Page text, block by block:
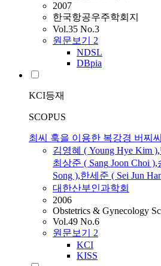
2007
한국항공우주학회지
Vol.35 No.3
원문보기 2
NDSL
DBpia
KCI등재
SCOPUS
최씨 훅을 이용한 복강경 버찌
김영혜 ( Young Hye Kim ),
최상준 ( Sang Joon Choi ),
Song ),한세준 ( Sei Jun
대한산부인과학회
2006
Obstetrics & Gynecology
Vol.49 No.6
원문보기 2
KCI
KISS